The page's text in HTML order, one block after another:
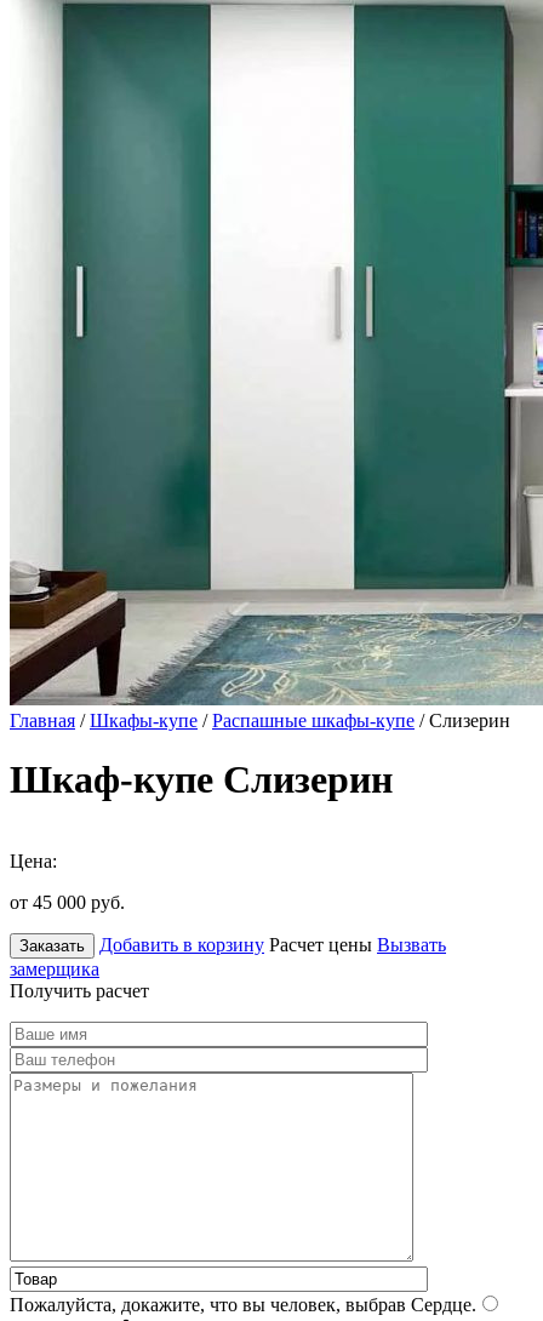
Главная /Шкафы-купе /Распашные шкафы-купе / Слизерин
Шкаф-купе Слизерин
Цена:
от 45 000 руб.
Заказать Добавить в корзину Расчет цены Вызвать
замерщика
Получить расчет
Пожалуйста, докажите, что вы человек, выбрав Сердце.